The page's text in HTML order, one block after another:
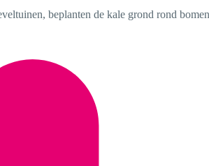
beplanten de kale grond rond